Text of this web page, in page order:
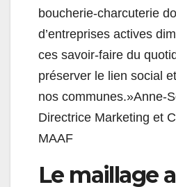
boucherie-charcuterie
d’entreprises actives
ces savoir-faire du
préserver le lien social
nos communes.»Anne-
Directrice Marketing et
MAAF
Le maillage